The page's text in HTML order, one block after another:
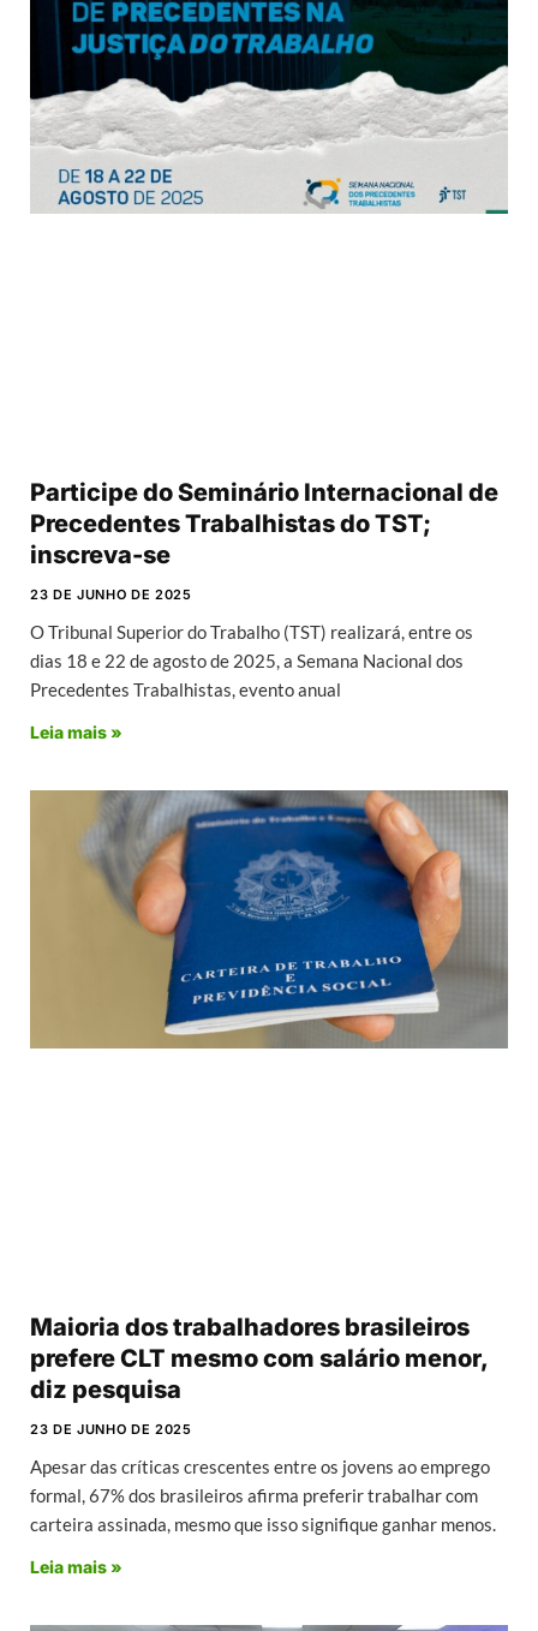
Participe do Seminário Internacional de
Precedentes Trabalhistas do TST;
inscreva-se
23 DE JUNHO DE 2025
O Tribunal Superior do Trabalho (TST) realizará, entre os
dias 18 e 22 de agosto de 2025, a Semana Nacional dos
Precedentes Trabalhistas, evento anual
Leia mais »
Maioria dos trabalhadores brasileiros
prefere CLT mesmo com salário menor,
diz pesquisa
23 DE JUNHO DE 2025
Apesar das críticas crescentes entre os jovens ao emprego
formal, 67% dos brasileiros afirma preferir trabalhar com
carteira assinada, mesmo que isso signifique ganhar menos.
Leia mais »